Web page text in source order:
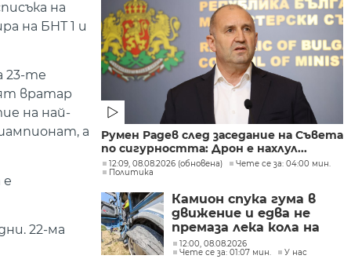
на
на БНТ 1 и
23-те
вратар
на най-
а
е
22-ма
Румен Радев след заседание на Съвета
по сигурността: Дрон е нахлул...
12:09, 08.08.2026 (обновена)
Чете се за: 04:00 мин.
Политика
Камион спука гума в
движение и едва не
премаза лека кола на
Подбалканския път
(СНИМКИ)
12:00, 08.08.2026
Чете се за: 01:07 мин.
У нас